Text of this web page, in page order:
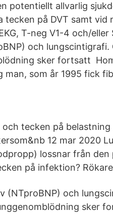
potentiellt allvarlig
tecken på DVT samt vid
T-neg V1-4 och/eller
och lungscintigrafi.
sker fortsatt
man, som år 1995 fick
tecken på belastning
12 mar 2020
lossnar från den
på infektion?
(NTproBNP) och
sker